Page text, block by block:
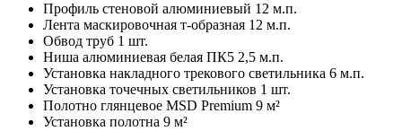
Профиль стеновой алюминиевый 12 м.п.
Лента маскировочная т-образная 12 м.п.
Обвод труб 1 шт.
Ниша алюминиевая белая ПК5 2,5 м.п.
Установка накладного трекового светильника 6 м.п.
Установка точечных светильников 1 шт.
Полотно глянцевое MSD Premium 9 м²
Установка полотна 9 м²